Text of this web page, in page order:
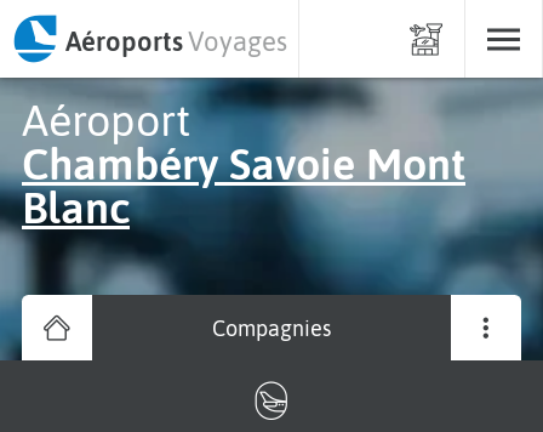
AéroportsVoyages
Aéroport
Chambéry Savoie Mont
Blanc
Compagnies